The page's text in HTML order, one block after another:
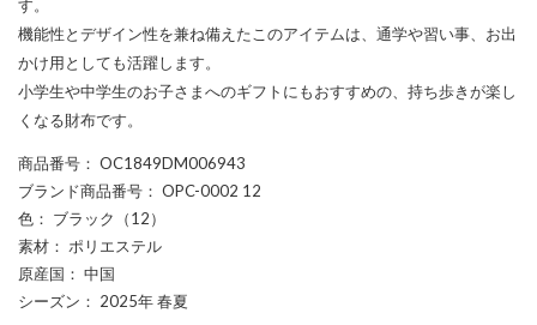
す。
機能性とデザイン性を兼ね備えたこのアイテムは、通学や習い事、お出
かけ用としても活躍します。
小学生や中学生のお子さまへのギフトにもおすすめの、持ち歩きが楽し
くなる財布です。
商品番号 ： OC1849DM006943
ブランド商品番号 ： OPC-0002 12
色 ： ブラック（12）
素材 ： ポリエステル
原産国 ： 中国
シーズン ： 2025年 春夏